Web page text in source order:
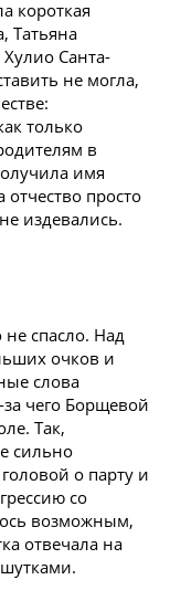
короткая
Татьяна
Санта-
не могла,
только
в
имя
просто
издевались.
спасло. Над
очков и
слова
чего Борщевой
Так,
сильно
о парту и
со
возможным,
отвечала на